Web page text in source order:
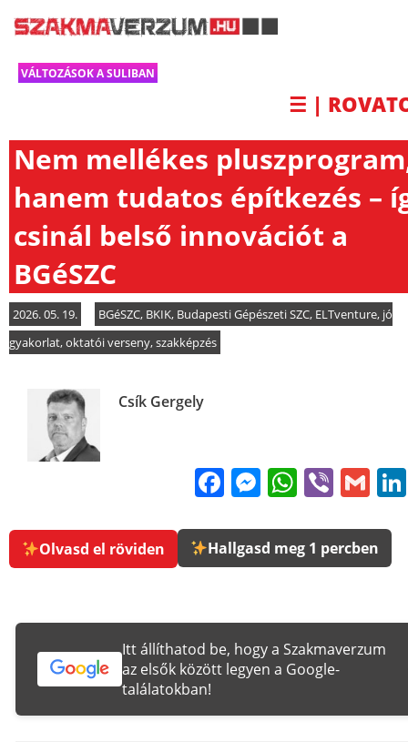
VÁLTOZÁSOK A SULIBAN
☰ |
Nem mellékes
hanem tudatos építkezés –
csinál belső innovációt a
BGéSZC
2026. 05. 19. BGéSZC, BKIK, Budapesti Gépészeti SZC, ELTventure, jó
gyakorlat,oktatói verseny,szakképzés
Csík Gergely
FacebookViber
Olvasd el röviden Hallgasd meg 1 percben
Itt állíthatod be, hogy a Szakmaverzum
az elsők között legyen a Google-
találatokban!